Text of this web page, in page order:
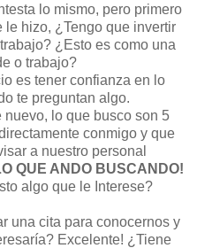
lo mismo, pero primero
le hizo, ¿Tengo que invertir
¿Esto es como una
o trabajo?
es tener confianza en lo
te preguntan algo.
nuevo, lo que busco son 5
conmigo y que
a nuestro personal
QUE ANDO BUSCANDO!
algo que le Interese?
una cita para conocernos y
Excelente! ¿Tiene